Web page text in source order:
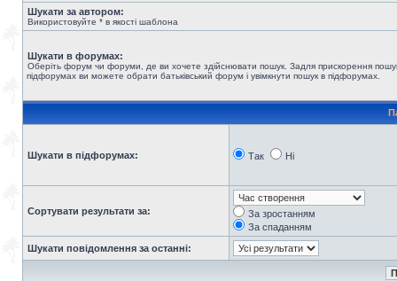
Шукати за автором:
Використовуйте * в якості шаблона
Шукати в форумах:
Оберіть форум чи форуми, де ви хочете здійснювати пошук. Задля прискорення
підфорумах ви можете обрати батьківський форум і увімкнути пошук в підфорумах.
Шукати в підфорумах: Так Ні
Сортувати результати за:
За зростанням
За спаданням
Шукати повідомлення за останні: